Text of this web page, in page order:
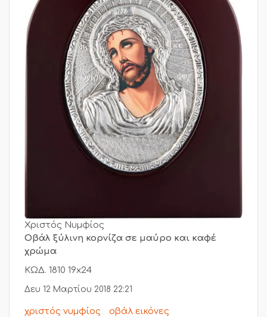
Χριστός Νυμφίος
Οβάλ ξύλινη κορνίζα σε μαύρο και καφέ
χρώμα
ΚΩΔ. 1810 19x24
Δευ 12 Μαρτίου 2018 22:21
χριστός νυμφίος οβάλ εικόνες